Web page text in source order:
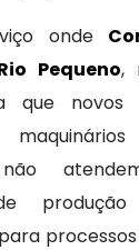
onde
Pequeno,
que novos
de